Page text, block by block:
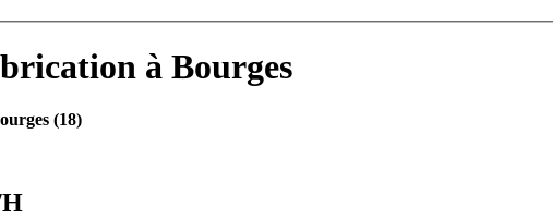
à Bourges
(18)